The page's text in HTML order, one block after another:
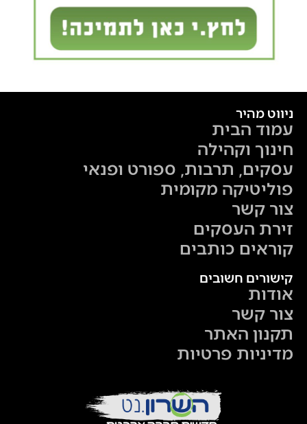
ניווט מהיר
עמוד הבית
חינוך וקהילה
עסקים, תרבות, ספורט ופנאי
פוליטיקה מקומית
צור קשר
זירת העסקים
קוראים כותבים
קישורים חשובים
אודות
צור קשר
תקנון האתר
מדיניות פרטיות